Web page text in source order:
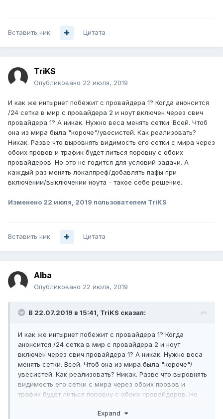
Вставить ник Цитата
TriKS
Опубликовано 22 июля, 2019
И как же интырнет побежит с провайдера 1? Когда анонсится
/24 сетка в мир с провайдера 2 и ноут включен через свич
провайдера 1? А никак. Нужно веса менять сетки. Всей. Чтоб
она из мира была "короче"/увесистей. Как реализовать?
Никак. Разве что выровнять видимость его сетки с мира через
обоих провов и трафик будет литься поровну с обоих
провайдеров. Но это не годится для условий задачи. А
каждый раз менять локалпреф/добавлять пафы при
включении/выключении ноута - такое себе решение.
Изменено 22 июля, 2019 пользователем TriKS
Вставить ник Цитата
Alba
Опубликовано 22 июля, 2019
В 22.07.2019 в 15:41, TriKS сказал:
И как же интырнет побежит с провайдера 1? Когда
анонсится /24 сетка в мир с провайдера 2 и ноут
включен через свич провайдера 1? А никак. Нужно веса
менять сетки. Всей. Чтоб она из мира была "короче"/
увесистей. Как реализовать? Никак. Разве что выровнять
видимость его сетки с мира через обоих провов и
трафик будет литься поровну с обоих провайдеров. Но
локалпреф/добавлять пафы при включении/выключении
Expand